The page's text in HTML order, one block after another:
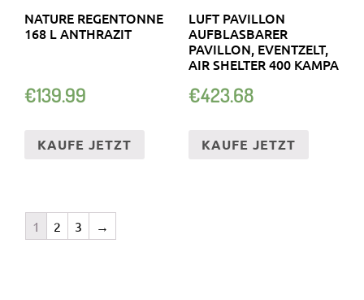
NATURE REGENTONNE
168 L ANTHRAZIT
€139.99
KAUFE JETZT
LUFT PAVILLON
AUFBLASBARER
PAVILLON, EVENTZELT,
AIR SHELTER 400 KAMPA
€423.68
KAUFE JETZT
1 2 3 →